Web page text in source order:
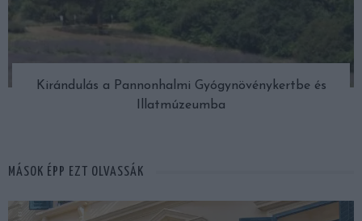
Kirándulás a Pannonhalmi Gyógynövénykertbe és
Illatmúzeumba
MÁSOK ÉPP EZT OLVASSÁK